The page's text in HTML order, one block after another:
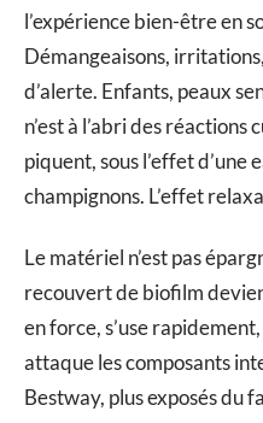
l’expérience bien-être en
Démangeaisons,
d’alerte. Enfants, peaux
n’est à l’abri des réactions
piquent, sous l’effet d’une
champignons. L’effet
Le matériel n’est pas
recouvert de biofilm
en force, s’use
attaque les composants
Bestway, plus exposés du